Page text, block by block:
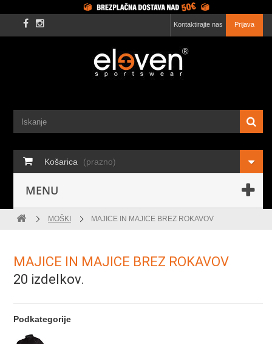
Prijava
Kontaktirajte nas
Košarica (prazno)
MENU
MOŠKI MAJICE IN MAJICE BREZ ROKAVOV
MAJICE IN MAJICE BREZ ROKAVOV
20 izdelkov.
Podkategorije